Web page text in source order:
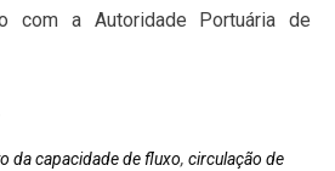
com a Autoridade Portuária de
da capacidade de fluxo, circulação de